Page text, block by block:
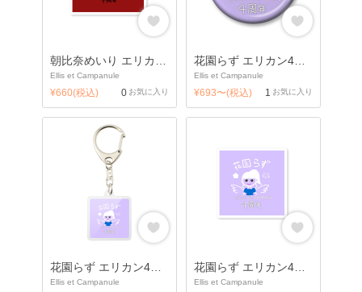
Ellis et Campanule
¥660(税込) 0 お気に入り
花園らず エリカン4周年缶バッジ
Ellis et Campanule
¥693〜(税込) 1 お気に入り
花園らず エリカン4周年キーホルダー
Ellis et Campanule
花園らず エリカン4周年ステッカー
Ellis et Campanule